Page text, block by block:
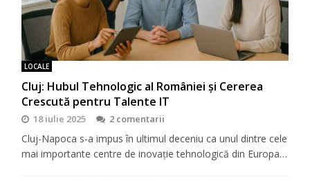
LOCALE
Cluj: Hubul Tehnologic al României și Cererea
Crescută pentru Talente IT
18 iulie 2025 2 comentarii
Cluj-Napoca s-a impus în ultimul deceniu ca unul dintre cele
mai importante centre de inovație tehnologică din Europa…